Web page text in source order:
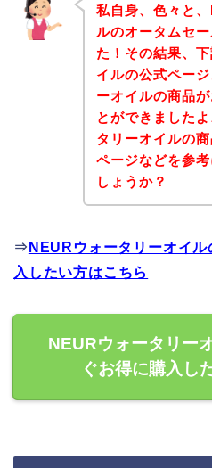
私自身、色々と
ルのオータムセ
た！その結果、
イルの公式ペー
ーオイルの商品
とができました
タリーオイルの
ページなどを参
しょうか？
⇒ NEURウォータリーオイ
入したい方はこちら
NEURウォータリー
ぐお得に購入し